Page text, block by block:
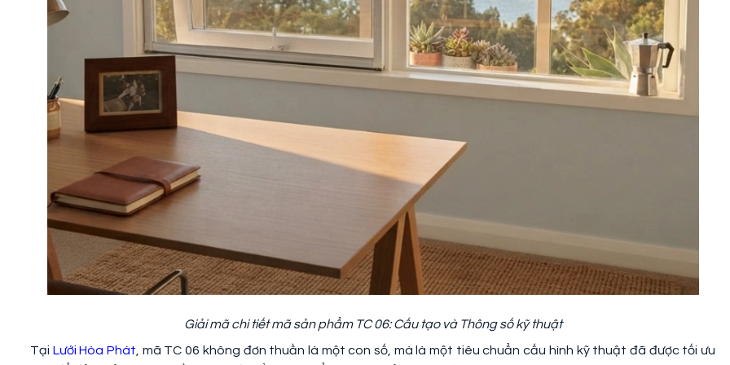
Giải mã chi tiết mã sản phẩm TC 06: Cấu tạo và Thông số kỹ thuật
Tại Lưới Hòa Phát , mã TC 06 không đơn thuần là một con số, mà là một tiêu chuẩn cấu hình kỹ thuật đã được tối ưu